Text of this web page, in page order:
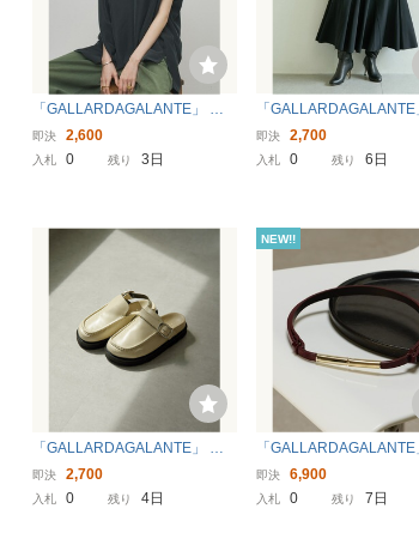
「GALLARDAGALANTE」 ノ
ースリーブブラウス FREE ブラ
ック レディース
即決 2,600
入札 0 残り 3日
「GALLARDAGALANTE
カート 1 ブラック レディ
即決 2,700
入札 0 残り 6日
「GALLARDAGALANTE」 フ
ラットサンダル 36 オフホワイ
ト レディース
即決 2,700
入札 0 残り 4日
NEW!!
「GALLARDAGALANTE
ルト FREE ボルドー レデ
ス
即決 6,900
入札 0 残り 7日